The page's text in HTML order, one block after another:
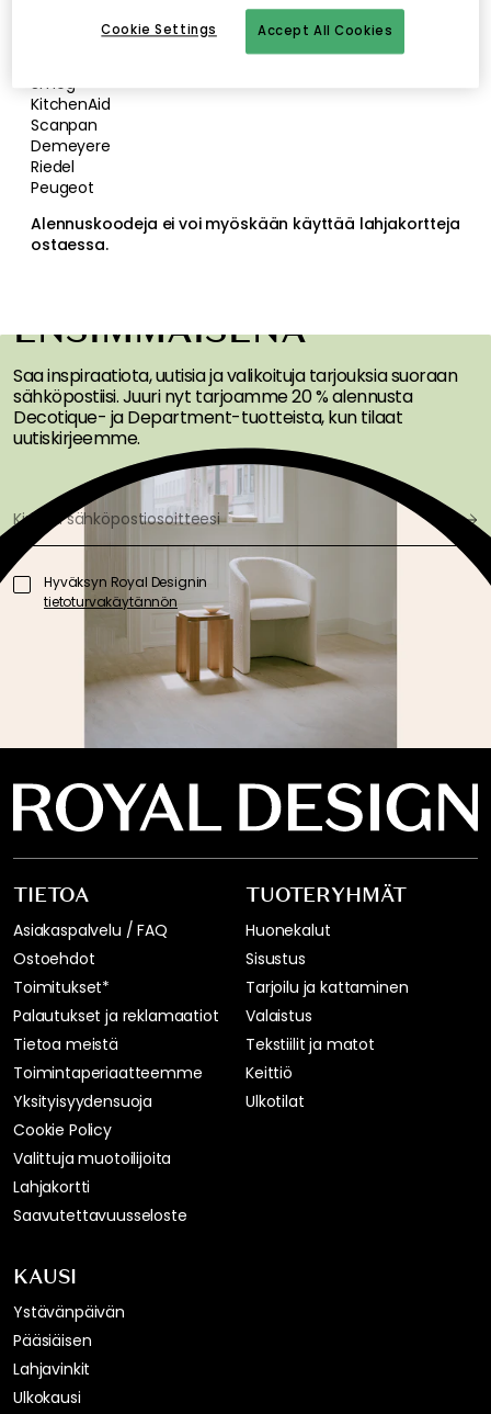
Dusty Deco
Smeg
KitchenAid
Scanpan
Demeyere
Riedel
Peugeot
Alennuskoodeja ei voi myöskään käyttää lahjakortteja
ostaessa.
SAA INSPIRAATIOTA &
ENSIMMÄISENÄ
Saa inspiraatiota, uutisia ja valikoituja tarjouksia suoraan
sähköpostiisi. Juuri nyt tarjoamme 20 % alennusta
Decotique- ja Department-tuotteista, kun tilaat
uutiskirjeemme.
Hyväksyn Royal Designin
tietoturvakäytännön
TIETOA
Asiakaspalvelu / FAQ
Ostoehdot
Toimitukset*
Palautukset ja reklamaatiot
Tietoa meistä
Toimintaperiaatteemme
Yksityisyydensuoja
Cookie Policy
Valittuja muotoilijoita
Lahjakortti
Saavutettavuusseloste
TUOTERYHMÄT
Huonekalut
Sisustus
Tarjoilu ja kattaminen
Valaistus
Tekstiilit ja matot
Keittiö
Ulkotilat
KAUSI
Ystävänpäivän
Pääsiäisen
Lahjavinkit
Ulkokausi
Accept All Cookies
Cookie Settings